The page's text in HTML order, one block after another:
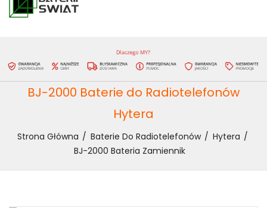
BJ-2000 Baterie do Radiotelefonów
Hytera
Strona Główna Baterie Do Radiotelefonów
Hytera
BJ-2000 Bateria Zamiennik